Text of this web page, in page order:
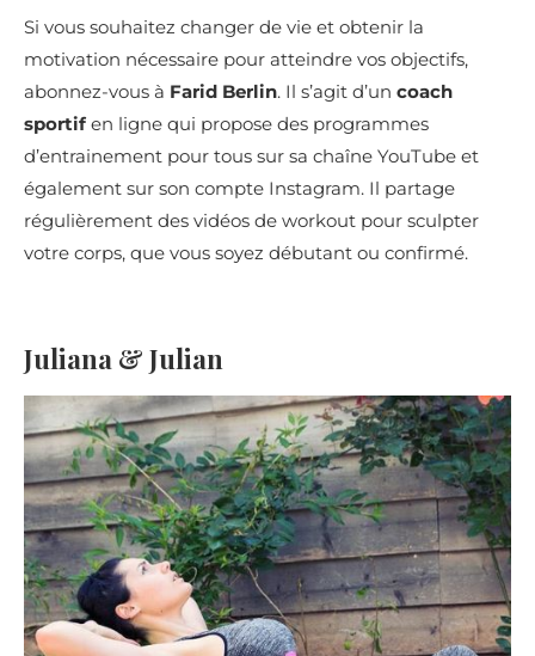
Si vous souhaitez changer de vie et obtenir la
motivation nécessaire pour atteindre vos objectifs,
abonnez-vous à Farid Berlin. Il s’agit d’un coach
sportif en ligne qui propose des programmes
d’entrainement pour tous sur sa chaîne YouTube et
également sur son compte Instagram. Il partage
régulièrement des vidéos de workout pour sculpter
votre corps, que vous soyez débutant ou confirmé.
Juliana & Julian